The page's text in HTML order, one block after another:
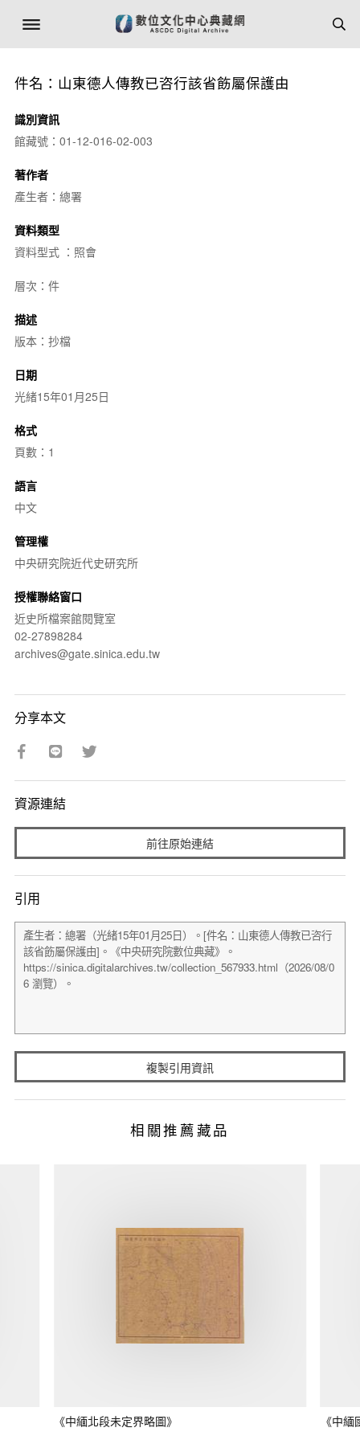
件名：山東德人傳教已咨行該省飭屬保護由
識別資訊
館藏號：01-12-016-02-003
著作者
產生者：總署
資料類型
資料型式 ：照會
層次：件
描述
版本：抄檔
日期
光緒15年01月25日
格式
頁數：1
語言
中文
管理權
中央研究院近代史研究所
授權聯絡窗口
近史所檔案館閱覽室
02-27898284
archives@gate.sinica.edu.tw
分享本文
資源連結
前往原始連結
引用
複製引用資訊
相關推薦藏品
《中緬北段未定界略圖》 《中